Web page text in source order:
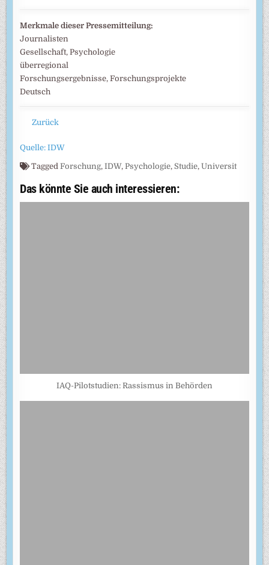
Merkmale dieser Pressemitteilung:
Journalisten
Gesellschaft, Psychologie
überregional
Forschungsergebnisse, Forschungsprojekte
Deutsch
Zurück
Quelle: IDW
TaggedForschung,IDW, Psychologie, Studie,Universit
Das könnte Sie auch interessieren:
IAQ-Pilotstudien: Rassismus in Behörden